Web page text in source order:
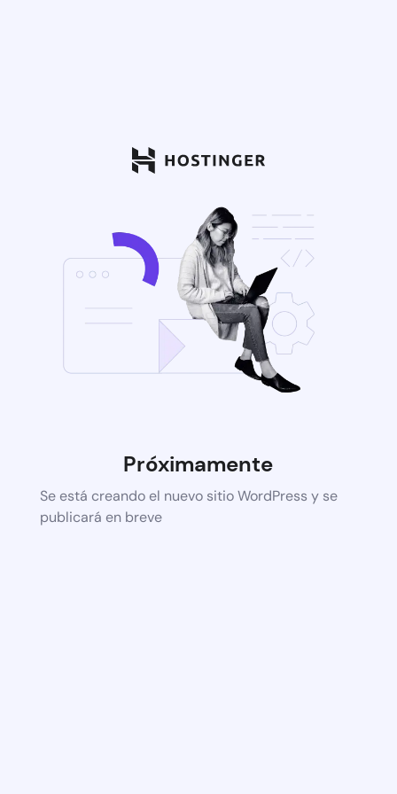
Próximamente
Se está creando el nuevo sitio WordPress y se
publicará en breve